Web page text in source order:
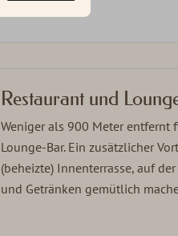
Restaurant und
Weniger als 900 Meter entfernt
Lounge-Bar. Ein zusätzlicher
(beheizte) Innenterrasse, auf
und Getränken gemütlich